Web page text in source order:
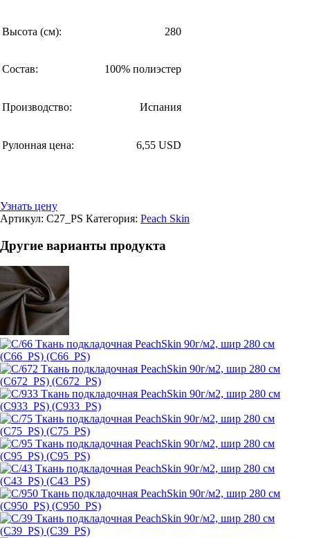
Высота (см): 280
Состав: 100% полиэстер
Производство: Испания
Рулонная цена: 6,55 USD
Узнать цену
Артикул: C27_PS Категория: Peach Skin
Другие варианты продукта